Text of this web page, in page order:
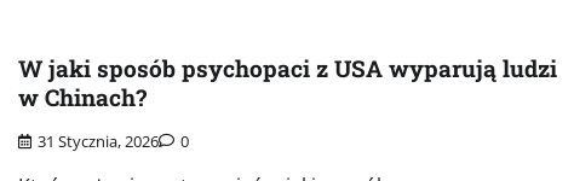
W jaki sposób psychopaci z USA wyparują ludzi
w Chinach?
31 Stycznia, 2026 0